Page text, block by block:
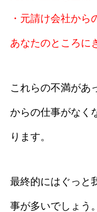
・元請け会社から
あなたのところに
これらの不満があ
からの仕事がなく
ります。
最終的にはぐっと
事が多いでしょう。